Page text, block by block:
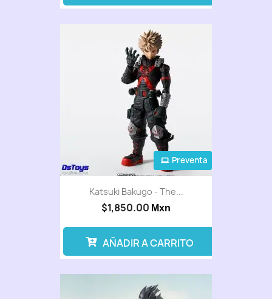
Katsuki Bakugo - The...
$1,850.00 Mxn
Preventa
AÑADIR A CARRITO